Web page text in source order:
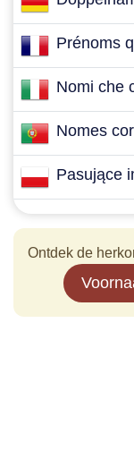
Prénoms
Nomi che
Nomes
Pasujące
Ontdek de